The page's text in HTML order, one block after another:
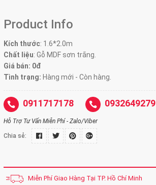
Product Info
Kích thước: 1.6*2.0m
Chất liệu: Gỗ MDF sơn trắng.
Giá bán: 0đ
Tình trạng: Hàng mới - Còn hàng.
0911717178 0932649279
Hỗ Trợ Tư Vấn Miễn Phí - Zalo/Viber
Chia sẻ:
Miễn Phí Giao Hàng Tại TP. Hồ Chí Minh